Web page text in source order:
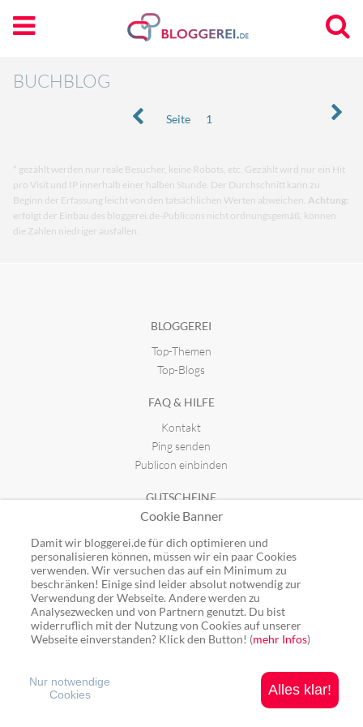
BUCHBLOG
Seite 1
* gezählt werden nur reale Besucher, keine Robots, etc. Gezählt wird nur ein Hit
pro Visit und IP innerhalb einer halben Stunde. Der Durchschnitt kann zu
Beginn der Erfassung leicht von den tatsächlichen Werten abweichen. Achtung:
erfolgt der Einbau des bloggerei.de-Publicons nicht ordnungsgemäß, können
die Zahlen niedriger ausfallen.
BLOGGEREI
Top-Themen
Top-Blogs
FAQ & HILFE
Kontakt
Ping senden
Publicon einbinden
GUTSCHEINE
Top-Gutscheine
Alle Shops
Ping: http://rpc.bloggerei.de/ping/ (*nur für angemeldete Blogs)
Blogverzeichnis Bloggerei.de © 2006 - 2026
Cookie Banner
Damit wir bloggerei.de für dich optimieren und
personalisieren können, müssen wir ein paar Cookies
verwenden. Wir versuchen das auf ein Minimum zu
beschränken! Einige sind leider absolut notwendig zur
Verwendung der Webseite. Andere werden zu
Analysezwecken und von Partnern genutzt. Du bist
widerruflich mit der Nutzung von Cookies auf unserer
Webseite einverstanden? Klick den Button! (mehr Infos)
Alles klar!
Nur notwendige
Cookies